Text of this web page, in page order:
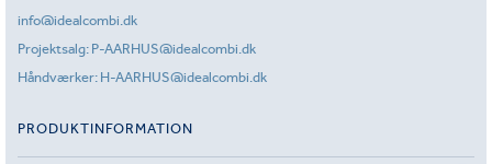
info@idealcombi.dk
Projektsalg: P-AARHUS@idealcombi.dk
Håndværker: H-AARHUS@idealcombi.dk
PRODUKTINFORMATION